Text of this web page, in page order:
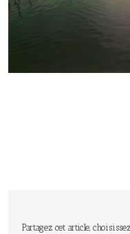
Partagez cet article,